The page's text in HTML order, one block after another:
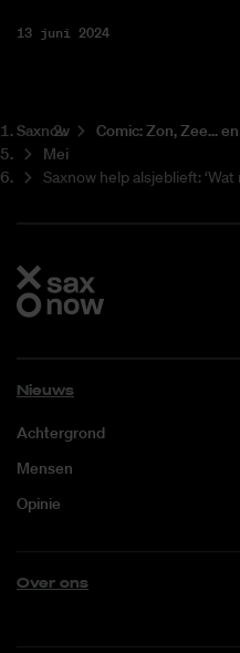
13 juni 2024
Saxnow Co­mic: Zon, Zee...
Mei
Saxnow help alsjeblieft:
Nieuws
Achtergrond
Mensen
Opinie
Over ons